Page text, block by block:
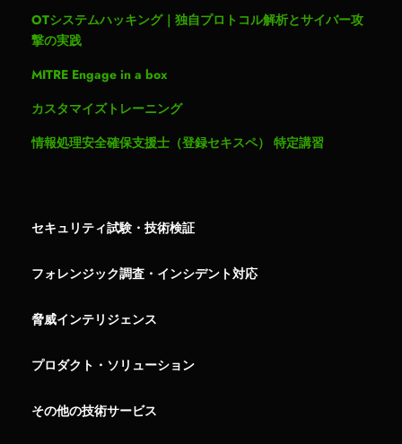
OTシステムハッキング｜独自プロトコル解析とサイバー攻
撃の実践
MITRE Engage in a box
カスタマイズトレーニング
情報処理安全確保支援士（登録セキスペ） 特定講習
セキュリティ試験・技術検証
フォレンジック調査・インシデント対応
脅威インテリジェンス
プロダクト・ソリューション
その他の技術サービス